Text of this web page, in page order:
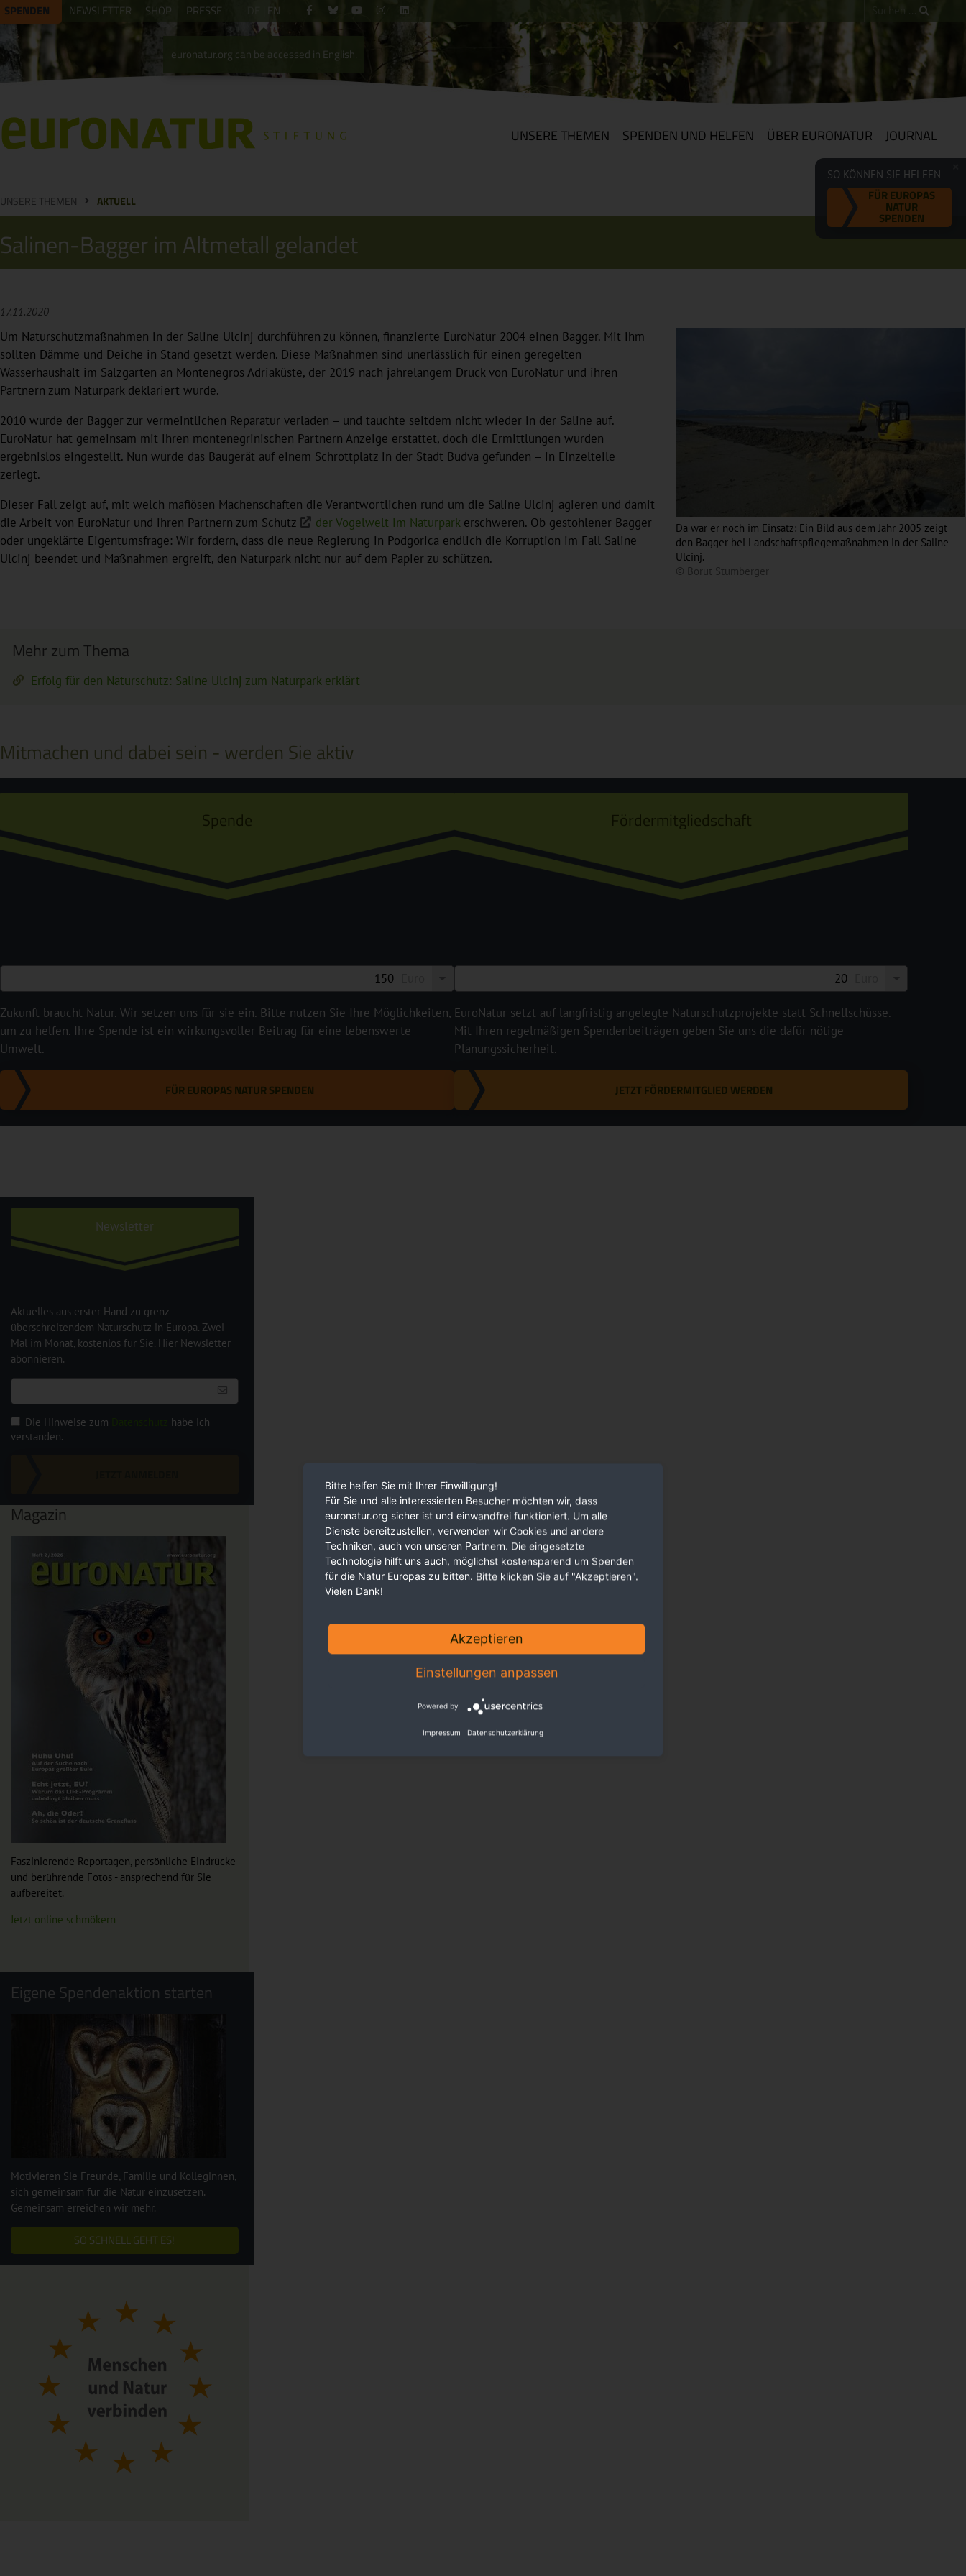
SPENDEN NEWSLETTER SHOP PRESSE
euronatur.org can be accessed in English.
EN
UNSERE THEMEN SPENDEN UND HELFEN ÜBER EURONATUR JOURNAL
SO KÖNNEN SIE HELFEN
FÜR EUROPAS
NATUR
SPENDEN
UNSERE THEMEN AKTUELL
Salinen-Bagger im Altmetall gelandet
17.11.2020
Da war er noch im Einsatz: Ein Bild aus dem Jahr 2005 zeigt
den Bagger bei Landschaftspflegemaßnahmen in der Saline
Ulcinj.
© Borut Stumberger
Um Naturschutzmaßnahmen in der Saline Ulcinj durchführen zu können, finanzierte EuroNatur 2004 einen Bagger. Mit ihm
sollten Dämme und Deiche in Stand gesetzt werden. Diese Maßnahmen sind unerlässlich für einen geregelten
Wasserhaushalt im Salzgarten an Montenegros Adriaküste, der 2019 nach jahrelangem Druck von EuroNatur und ihren
Partnern zum Naturpark deklariert wurde.
2010 wurde der Bagger zur vermeintlichen Reparatur verladen – und tauchte seitdem nicht wieder in der Saline auf.
EuroNatur hat gemeinsam mit ihren montenegrinischen Partnern Anzeige erstattet, doch die Ermittlungen wurden
ergebnislos eingestellt. Nun wurde das Baugerät auf einem Schrottplatz in der Stadt Budva gefunden – in Einzelteile
zerlegt.
Dieser Fall zeigt auf, mit welch mafiösen Machenschaften die Verantwortlichen rund um die Saline Ulcinj agieren und damit
die Arbeit von EuroNatur und ihren Partnern zum Schutz
der Vogelwelt im Naturparkerschweren. Ob gestohlener Bagger
oder ungeklärte Eigentumsfrage: Wir fordern, dass die neue Regierung in Podgorica endlich die Korruption im Fall Saline
Ulcinj beendet und Maßnahmen ergreift, den Naturpark nicht nur auf dem Papier zu schützen.
Mehr zum Thema
Erfolg für den Naturschutz: Saline Ulcinj zum Naturpark erklärt
Mitmachen und dabei sein - werden Sie aktiv
Spende
Zukunft braucht Natur. Wir setzen uns für sie ein. Bitte nutzen Sie Ihre Möglichkeiten,
um zu helfen. Ihre Spende ist ein wirkungsvoller Beitrag für eine lebenswerte
Umwelt.
FÜR EUROPAS NATUR SPENDEN
Fördermitgliedschaft
EuroNatur setzt auf langfristig angelegte Naturschutzprojekte statt Schnellschüsse.
Mit Ihren regelmäßigen Spendenbeiträgen geben Sie uns die dafür nötige
Planungssicherheit.
JETZT FÖRDERMITGLIED WERDEN
Newsletter
Aktuelles aus erster Hand zu grenz-
überschreitendem Naturschutz in Europa. Zwei
Mal im Monat, kostenlos für Sie. Hier Newsletter
abonnieren.
Die Hinweise zum
habe ich
verstanden.
Magazin
Faszinierende Reportagen, persönliche Eindrücke
und berührende Fotos - ansprechend für Sie
aufbereitet.
Jetzt online schmökern
Eigene Spendenaktion starten
Motivieren Sie Freunde, Familie und Kolleginnen,
sich gemeinsam für die Natur einzusetzen.
Gemeinsam erreichen wir mehr.
SO SCHNELL GEHT ES!
Bitte helfen Sie mit Ihrer Einwilligung!
Für Sie und alle interessierten Besucher möchten wir, dass
euronatur.org sicher ist und einwandfrei funktioniert. Um alle
Dienste bereitzustellen, verwenden wir Cookies und andere
Techniken, auch von unseren Partnern. Die eingesetzte
Technologie hilft uns auch, möglichst kostensparend um Spenden
für die Natur Europas zu bitten. Bitte klicken Sie auf "Akzeptieren".
Vielen Dank!
Akzeptieren
Einstellungen anpassen
Powered by
Impressum Datenschutzerklärung